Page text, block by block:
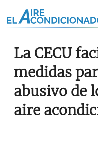
La CECU
medidas
abusivo de
aire